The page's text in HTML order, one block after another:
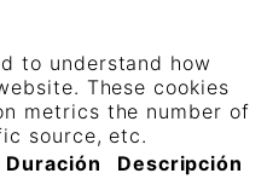
to understand how
These cookies
metrics the number of
source, etc.
Duración Descripción